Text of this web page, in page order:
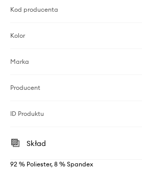
Kod producenta
Kolor
Marka
Producent
ID Produktu
Skład
92 % Poliester, 8 % Spandex